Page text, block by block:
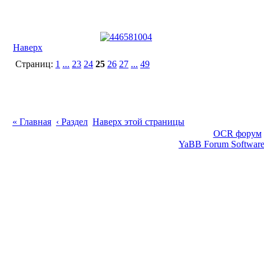
Наверх
Страниц: 1 ... 23 24 25 26 27 ... 49
« Главная ‹ Раздел Наверх этой страницы
OCR форум
YaBB Forum Software